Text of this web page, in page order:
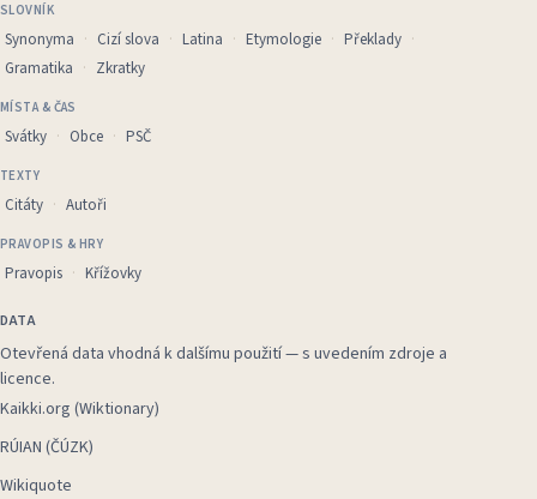
SLOVNÍK
Synonyma Cizí slova Latina Etymologie
Překlady
Gramatika
Zkratky
MÍSTA & ČAS
Svátky Obce PSČ
TEXTY
Citáty Autoři
PRAVOPIS & HRY
Pravopis Křížovky
DATA
Otevřená data vhodná k dalšímu použití — s uvedením zdroje a
licence.
Kaikki.org (Wiktionary)
RÚIAN (ČÚZK)
Wikiquote